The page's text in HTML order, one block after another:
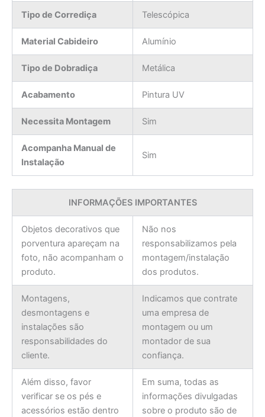
Tipo de Corrediça Telescópica
Material Cabideiro Alumínio
Tipo de Dobradiça Metálica
Acabamento Pintura UV
Necessita Montagem Sim
Acompanha Manual de
Instalação
Sim
INFORMAÇÕES IMPORTANTES
Objetos decorativos que
porventura apareçam na
foto, não acompanham o
produto.
Não nos
responsabilizamos pela
montagem/instalação
dos produtos.
Montagens,
desmontagens e
instalações são
responsabilidades do
cliente.
Indicamos que contrate
uma empresa de
montagem ou um
montador de sua
confiança.
Além disso, favor
verificar se os pés e
acessórios estão dentro
Em suma, todas as
informações divulgadas
sobre o produto são de